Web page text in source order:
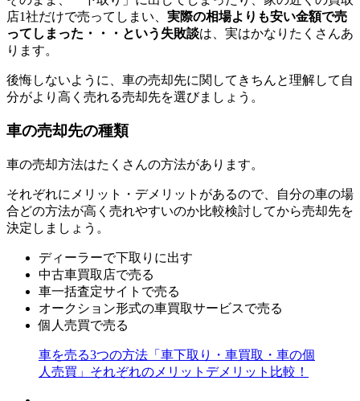
店1社だけで売ってしまい、 実際の相場よりも安い金額で売
ってしまった・・・という失敗談は、実はかなりたくさんあ
ります。
後悔しないように、車の売却先に関してきちんと理解して自
分がより高く売れる売却先を選びましょう。
車の売却先の種類
車の売却方法はたくさんの方法があります。
それぞれにメリット・デメリットがあるので、自分の車の場
合どの方法が高く売れやすいのか比較検討してから売却先を
決定しましょう。
ディーラーで下取りに出す
中古車買取店で売る
車一括査定サイトで売る
オークション形式の車買取サービスで売る
個人売買で売る
車を売る3つの方法「車下取り・車買取・車の個
人売買」それぞれのメリットデメリット比較！